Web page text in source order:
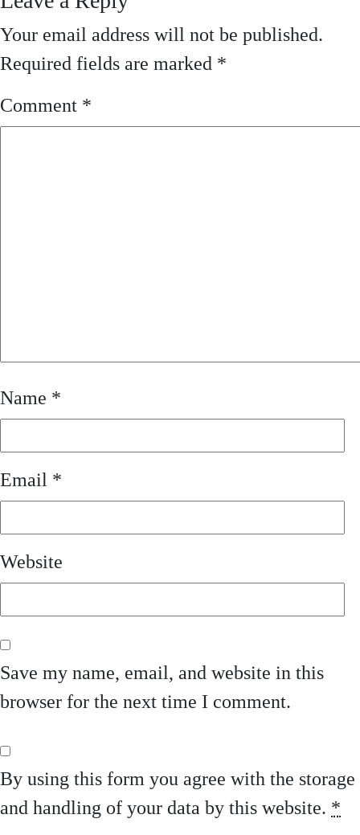
Your email address will not be published.
Required fields are marked *
Comment *
Name *
Email *
Website
Save my name, email, and website in this
browser for the next time I comment.
By using this form you agree with the storage
and handling of your data by this website. *